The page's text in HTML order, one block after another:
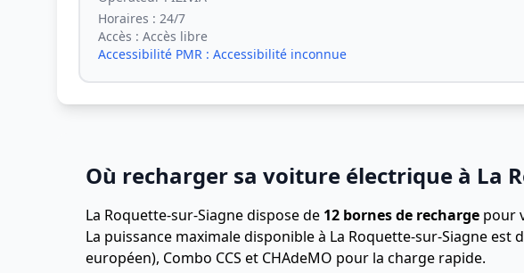
Horaires : 24/7
Accès : Accès libre
Accessibilité PMR : Accessibilité inconnue
Où recharger sa voiture électrique à La
La Roquette-sur-Siagne dispose de 12 bornes de recharge pour
La puissance maximale disponible à La Roquette-sur-Siagne est
européen), Combo CCS et CHAdeMO pour la charge rapide.